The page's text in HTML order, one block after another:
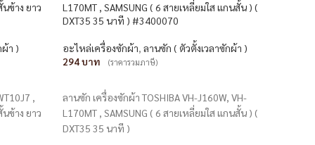
ข้าง ยาว
า )
,
ข้าง ยาว
L170MT , SAMSUNG ( 6 สายเหลี่ยมใส แกนสั้น ) (
DXT35 35 นาที ) #3400070
อะไหล่เครื่องซักผ้า, ลานซัก ( ตัวตั้งเวลาซักผ้า )
294
(ราคารวมภาษี)
ลานซัก เครื่องซักผ้า TOSHIBA VH-J160W, VH-
L170MT , SAMSUNG ( 6 สายเหลี่ยมใส แกนสั้น ) (
DXT35 35 นาที )